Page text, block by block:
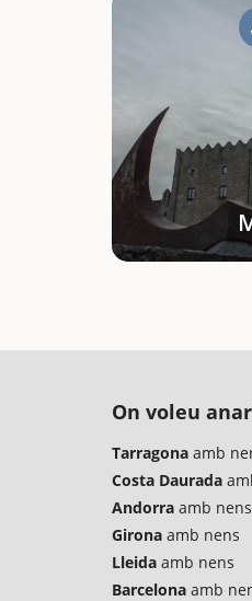
On voleu
Tarragona amb
Costa Daurada
Andorra amb nens
Girona amb nens
Lleida amb nens
Barcelona amb